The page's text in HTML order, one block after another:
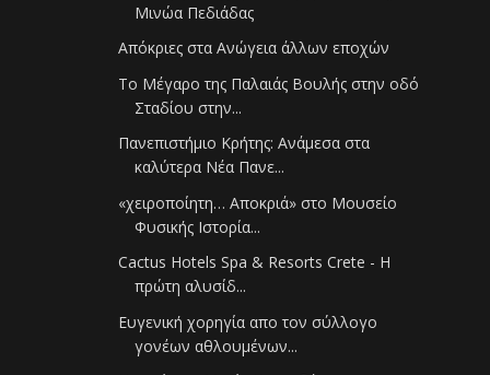
Μινώα Πεδιάδας
Απόκριες στα Ανώγεια άλλων εποχών
Το Μέγαρο της Παλαιάς Βουλής στην οδό
Σταδίου στην...
Πανεπιστήμιο Κρήτης: Ανάμεσα στα
καλύτερα Νέα Πανε...
«χειροποίητη… Αποκριά» στο Μουσείο
Φυσικής Ιστορία...
Cactus Hotels Spa & Resorts Crete - Η
πρώτη αλυσίδ...
Ευγενική χορηγία απο τον σύλλογο
γονέων αθλουμένων...